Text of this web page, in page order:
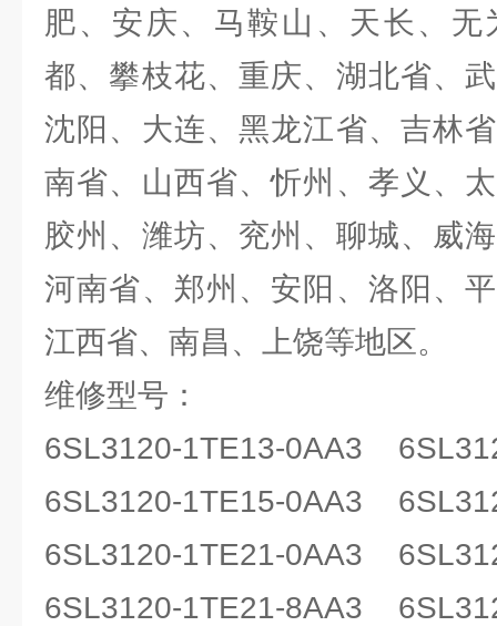
肥、安庆、马鞍山、天长、
都、攀枝花、重庆、湖北省、
沈阳、大连、黑龙江省、吉林
南省、山西省、忻州、孝义、
胶州、潍坊、兖州、聊城、威
河南省、郑州、安阳、洛阳、
江西省、南昌、上饶等地区。
维修型号：
6SL3120-1TE13-0AA3
6SL3120-1TE15-0AA3
6SL3120-1TE21-0AA3
6SL3120-1TE21-8AA3